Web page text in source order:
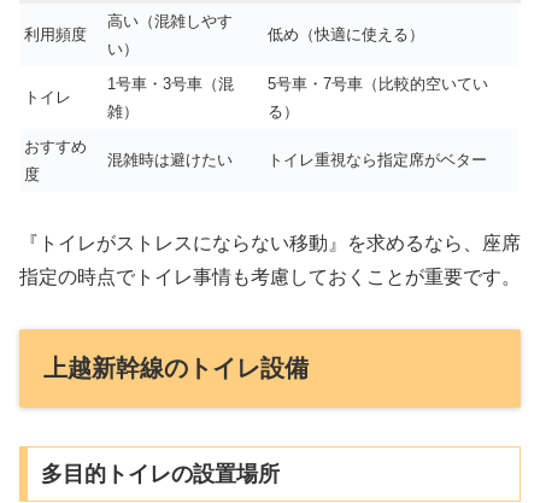
利用頻度
高い（混雑しやす
い）
低め（快適に使える）
トイレ
1号車・3号車（混
雑）
5号車・7号車（比較的空いてい
る）
おすすめ
度
混雑時は避けたい トイレ重視なら指定席がベター
『トイレがストレスにならない移動』を求めるなら、座席
指定の時点でトイレ事情も考慮しておくことが重要です。
上越新幹線のトイレ設備
多目的トイレの設置場所